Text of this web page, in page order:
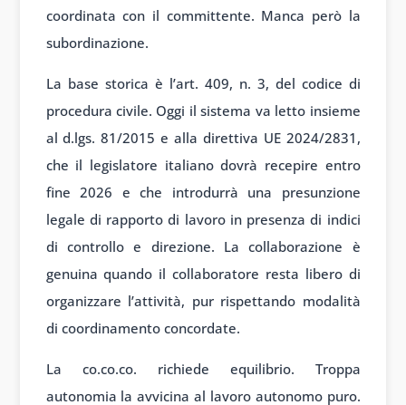
coordinata con il committente. Manca però la
subordinazione.
La base storica è l’art. 409, n. 3, del codice di
procedura civile. Oggi il sistema va letto insieme
al d.lgs. 81/2015 e alla direttiva UE 2024/2831,
che il legislatore italiano dovrà recepire entro
fine 2026 e che introdurrà una presunzione
legale di rapporto di lavoro in presenza di indici
di controllo e direzione. La collaborazione è
genuina quando il collaboratore resta libero di
organizzare l’attività, pur rispettando modalità
di coordinamento concordate.
La co.co.co. richiede equilibrio. Troppa
autonomia la avvicina al lavoro autonomo puro.